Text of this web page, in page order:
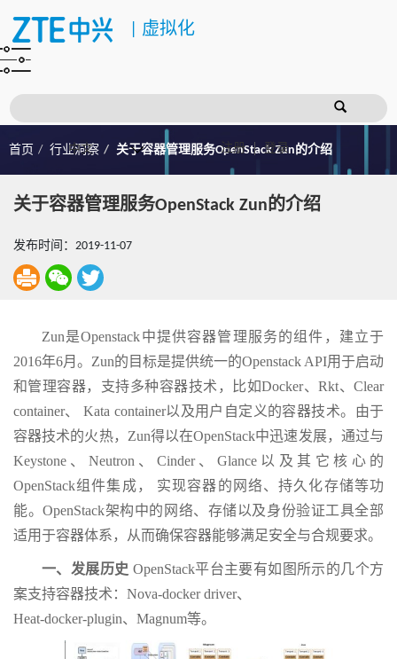
虚拟化
注册 登录
首页 行业洞察 关于容器管理服务OpenStack Zun的介绍
关于容器管理服务OpenStack Zun的介绍
发布时间：2019-11-07
Zun是Openstack中提供容器管理服务的组件，建立于
2016年6月。Zun的目标是提供统一的Openstack API用于启动
和管理容器，支持多种容器技术，比如Docker、Rkt、Clear
container、 Kata container以及用户自定义的容器技术。由于
容器技术的火热，Zun得以在OpenStack中迅速发展，通过与
Keystone、Neutron、Cinder、Glance以及其它核心的
OpenStack组件集成， 实现容器的网络、持久化存储等功
能。OpenStack架构中的网络、存储以及身份验证工具全部
适用于容器体系，从而确保容器能够满足安全与合规要求。
一、发展历史 OpenStack平台主要有如图所示的几个方
案支持容器技术：Nova-docker driver、
Heat-docker-plugin、Magnum等。